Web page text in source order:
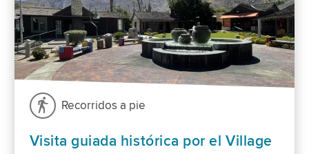
Recorridos a pie
Visita guiada histórica por el Village